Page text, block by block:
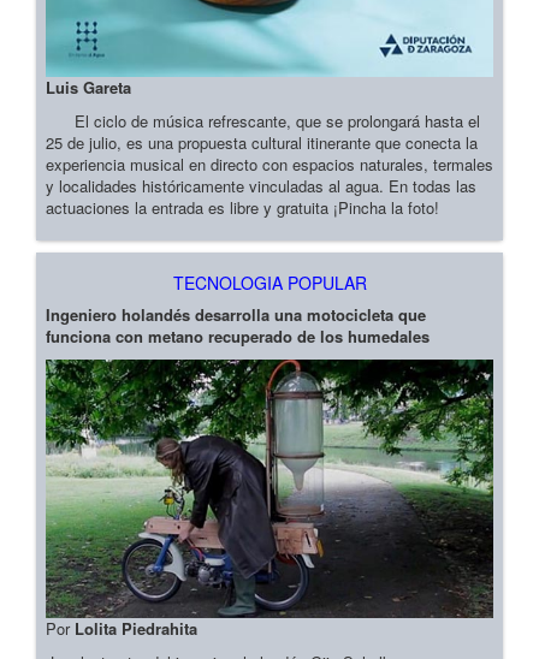
Luis Gareta
El ciclo de música refrescante, que se prolongará hasta el
25 de julio, es una propuesta cultural itinerante que conecta la
experiencia musical en directo con espacios naturales, termales
y localidades históricamente vinculadas al agua. En todas las
actuaciones la entrada es libre y gratuita ¡Pincha la foto!
TECNOLOGIA POPULAR
Ingeniero holandés desarrolla una motocicleta que
funciona con metano recuperado de los humedales
Por Lolita Piedrahita